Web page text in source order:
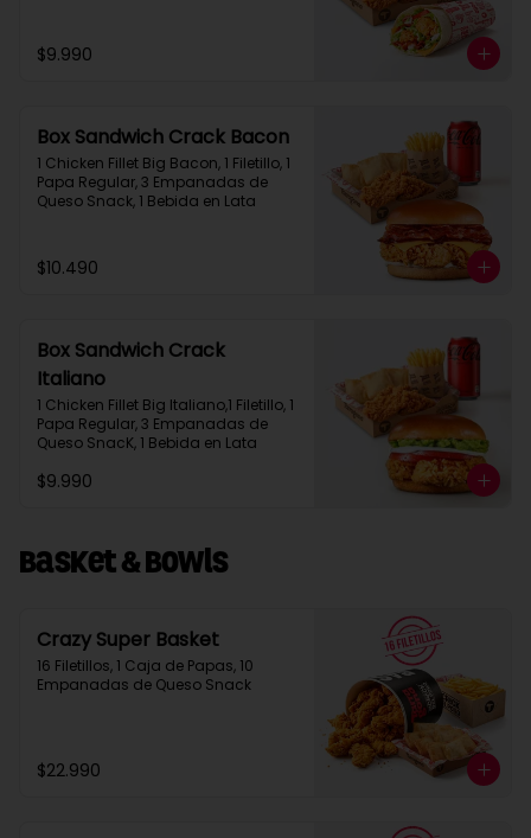
$9.990
Box Sandwich Crack Bacon
1 Chicken Fillet Big Bacon, 1 Filetillo, 1
Papa Regular, 3 Empanadas de
Queso Snack, 1 Bebida en Lata
$10.490
Box Sandwich Crack
Italiano
1 Chicken Fillet Big Italiano,1 Filetillo, 1
Papa Regular, 3 Empanadas de
Queso SnacK, 1 Bebida en Lata
$9.990
Basket & Bowls
Crazy Super Basket
16 Filetillos, 1 Caja de Papas, 10
Empanadas de Queso Snack
$22.990